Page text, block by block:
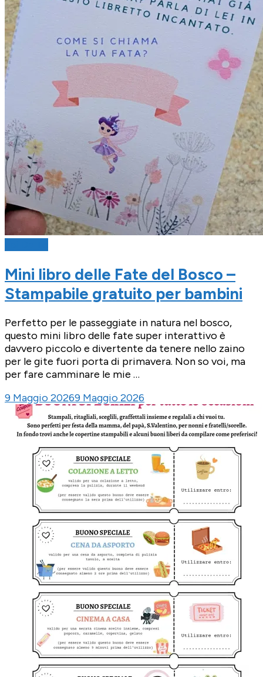
Mini libro delle Fate del Bosco –
Stampabile gratuito per bambini
Perfetto per le passeggiate in natura nel bosco,
questo mini libro delle fate super interattivo è
davvero piccolo e divertente da tenere nello zaino
per le gite fuori porta di primavera. Non so voi, ma
per fare camminare le mie …
9 Maggio 20269 Maggio 2026